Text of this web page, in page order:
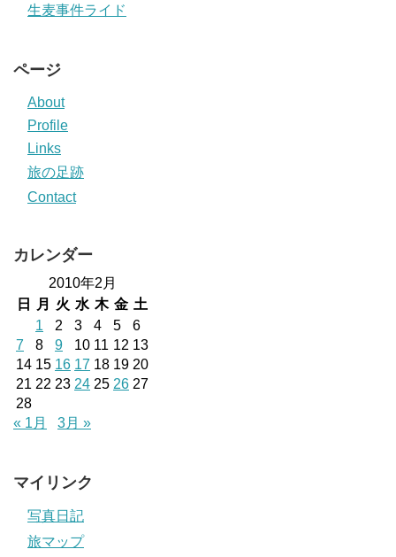
生麦事件ライド
ページ
About
Profile
Links
旅の足跡
Contact
カレンダー
2010年2月
日
月 火 水 木 金 土
1
2 3 4 5
6
7
8 9 10 11 12 13
14 15 16 17 18 19 20
21 22 23 24 25 26 27
28
« 1月
3月 »
マイリンク
写真日記
旅マップ